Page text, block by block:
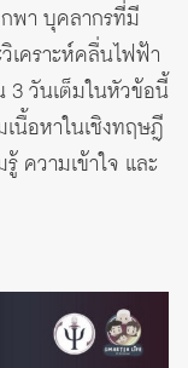
พา บุคลากรที่มี
เคราะห์คลื่นไฟฟ้า
3 วันเต็มในหัวข้อนี้
นื้อหาในเชิงทฤษฎี
ความเข้าใจ และ